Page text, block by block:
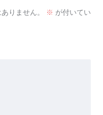
りません。 ※ が付いてい